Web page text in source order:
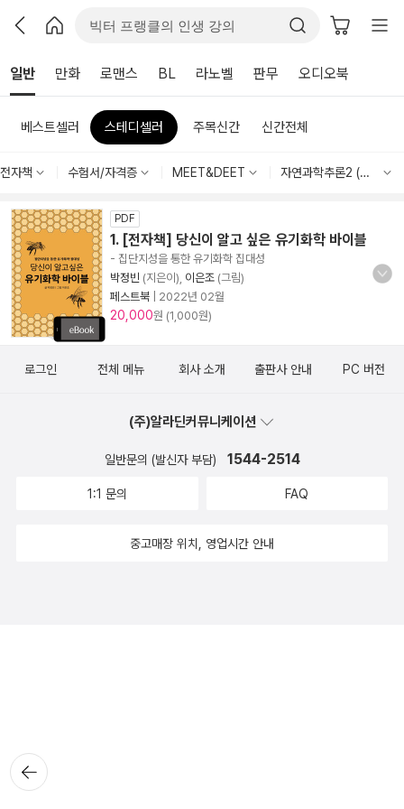
일반 만화 로맨스 BL 라노벨 판무 오디오북
베스트셀러 스테디셀러 주목신간 신간전체
전자책 수험서/자격증 MEET&DEET 자연과학추론2 (화학,물리,통계)
PDF
1. [전자책] 당신이 알고 싶은 유기화학 바이블
- 집단지성을 통한 유기화학 집대성
박정빈 (지은이), 이은조 (그림)
페스트북
2022년 02월
20,000원 (1,000원)
뒤로가
기
로그인 전체 메뉴 회사 소개 출판사 안내 PC 버전
(주)알라딘커뮤니케이션
일반문의 (발신자 부담) 1544-2514
1:1 문의 FAQ
중고매장 위치, 영업시간 안내